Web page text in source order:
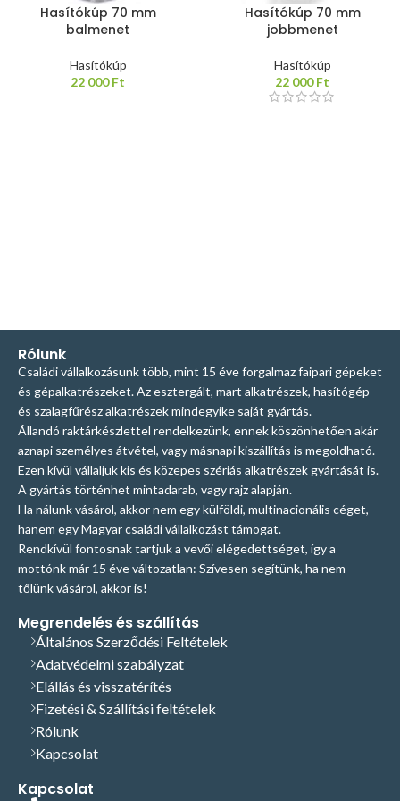
Hasítókúp 70 mm
balmenet
Hasítókúp
22 000Ft
Hasítókúp 70 mm
jobbmenet
Hasítókúp
22 000Ft
Rólunk
Családi vállalkozásunk több, mint 15 éve forgalmaz faipari gépeket
és gépalkatrészeket. Az esztergált, mart alkatrészek, hasítógép-
és szalagfűrész alkatrészek mindegyike saját gyártás.
Állandó raktárkészlettel rendelkezünk, ennek köszönhetően akár
aznapi személyes átvétel, vagy másnapi kiszállítás is megoldható.
Ezen kívül vállaljuk kis és közepes szériás alkatrészek gyártását is.
A gyártás történhet mintadarab, vagy rajz alapján.
Ha nálunk vásárol, akkor nem egy külföldi, multinacionális céget,
hanem egy Magyar családi vállalkozást támogat.
Rendkívül fontosnak tartjuk a vevői elégedettséget, így a
mottónk már 15 éve változatlan: Szívesen segítünk, ha nem
tőlünk vásárol, akkor is!
Megrendelés és szállítás
Általános Szerződési Feltételek
Adatvédelmi szabályzat
Elállás és visszatérítés
Fizetési & Szállítási feltételek
Rólunk
Kapcsolat
Kapcsolat